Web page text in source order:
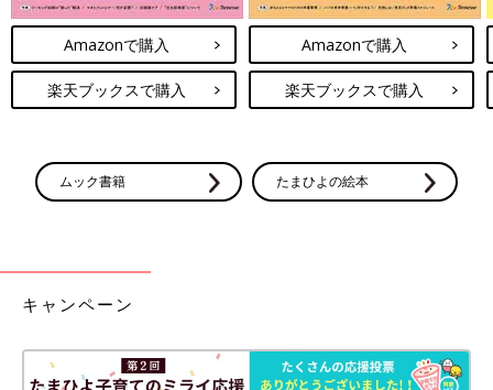
Amazonで購入
楽天ブックスで購入
Amazonで購入
楽天ブックスで購入
ムック書籍 たまひよの絵本
キャンペーン